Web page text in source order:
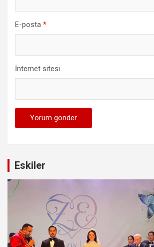
E-posta *
İnternet sitesi
Eskiler